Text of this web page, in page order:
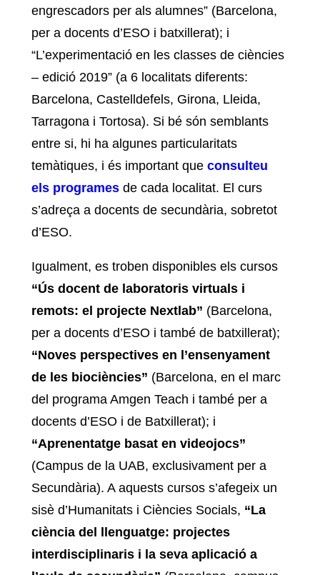
engrescadors per als alumnes” (Barcelona,
per a docents d’ESO i batxillerat); i
“L’experimentació en les classes de ciències
– edició 2019” (a 6 localitats diferents:
Barcelona, Castelldefels, Girona, Lleida,
Tarragona i Tortosa). Si bé són semblants
entre si, hi ha algunes particularitats
temàtiques, i és important queconsulteu
els programes de cada localitat. El curs
s’adreça a docents de secundària, sobretot
d’ESO.
Igualment, es troben disponibles els cursos
“Ús docent de laboratoris virtuals i
remots: el projecte Nextlab” (Barcelona,
per a docents d’ESO i també de batxillerat);
“Noves perspectives en l’ensenyament
de les biociències” (Barcelona, en el marc
del programa Amgen Teach i també per a
docents d’ESO i de Batxillerat); i
“Aprenentatge basat en videojocs”
(Campus de la UAB, exclusivament per a
Secundària). A aquests cursos s’afegeix un
sisè d’Humanitats i Ciències Socials, “La
ciència del llenguatge: projectes
interdisciplinaris i la seva aplicació a